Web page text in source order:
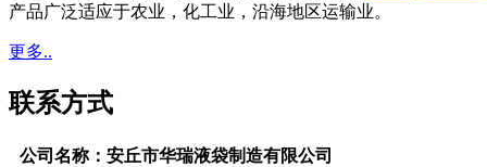
产品广泛适应于农业，化工业，沿海地区运输业。
更多..
联系方式
公司名称：安丘市华瑞液袋制造有限公司